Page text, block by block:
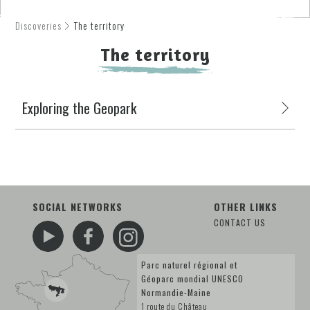
Discoveries The territory
The territory
Exploring the Geopark
SOCIAL NETWORKS OTHER LINKS
CONTACT US
Parc naturel régional et
Géoparc mondial UNESCO
Normandie-Maine
1 route du Château